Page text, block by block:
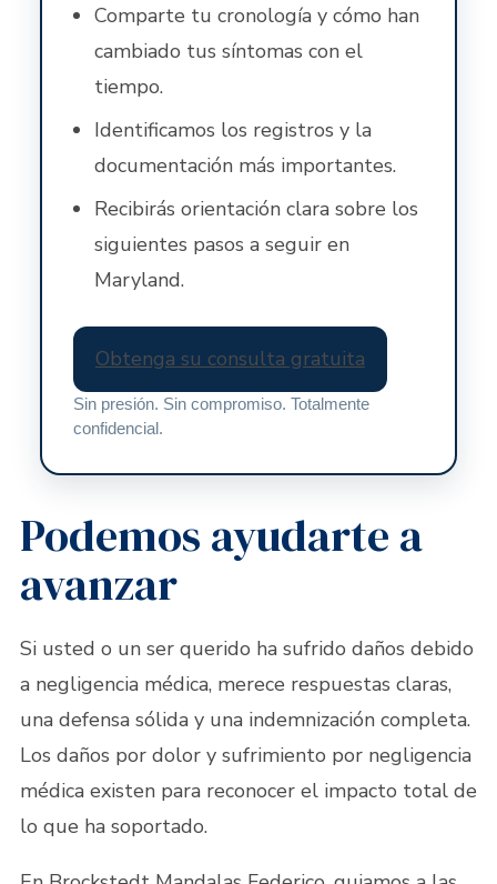
Comparte tu cronología y cómo han
cambiado tus síntomas con el
tiempo.
Identificamos los registros y la
documentación más importantes.
Recibirás orientación clara sobre los
siguientes pasos a seguir en
Maryland.
Obtenga su consulta gratuita
Sin presión. Sin compromiso. Totalmente
confidencial.
Podemos ayudarte a
avanzar
Si usted o un ser querido ha sufrido daños debido
a negligencia médica, merece respuestas claras,
una defensa sólida y una indemnización completa.
Los daños por dolor y sufrimiento por negligencia
médica existen para reconocer el impacto total de
lo que ha soportado.